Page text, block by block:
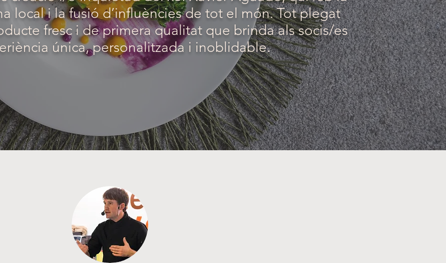
local i la fusió d’influències de tot el món. Tot plegat
fresc i de primera qualitat que brinda als socis/es
única, personalitzada i inoblidable.